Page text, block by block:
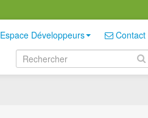
Développeurs Contact